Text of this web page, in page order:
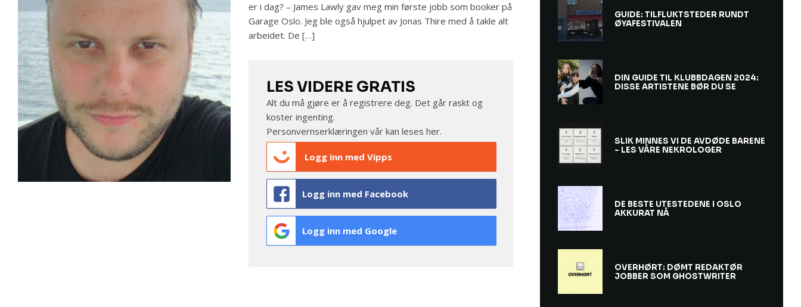
er i dag? – James Lawly gav meg min første jobb som booker på
Garage Oslo. Jeg ble også hjulpet av Jonas Thire med å takle alt
arbeidet. De […]
LES VIDERE GRATIS
Alt du må gjøre er å registrere deg. Det går raskt og
koster ingenting.
Personvernserklæringen vår kan lesesher.
Logg inn med Vipps
Logg inn med Facebook
Logg inn med Google
GUIDE: TILFLUKTSTEDER RUNDT
ØYAFESTIVALEN
DIN GUIDE TIL KLUBBDAGEN 2024:
DISSE ARTISTENE BØR DU SE
SLIK MINNES VI DE AVDØDE BARENE
– LES VÅRE NEKROLOGER
DE BESTE UTESTEDENE I OSLO
AKKURAT NÅ
OVERHØRT: DØMT REDAKTØR
JOBBER SOM GHOSTWRITER